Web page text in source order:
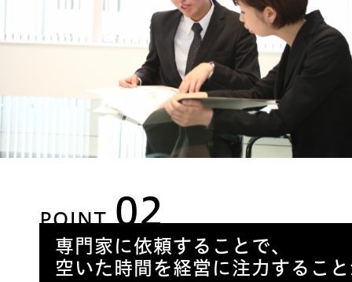
専門家に依頼することで、
空いた時間を経営に注力するこ
POINT 02